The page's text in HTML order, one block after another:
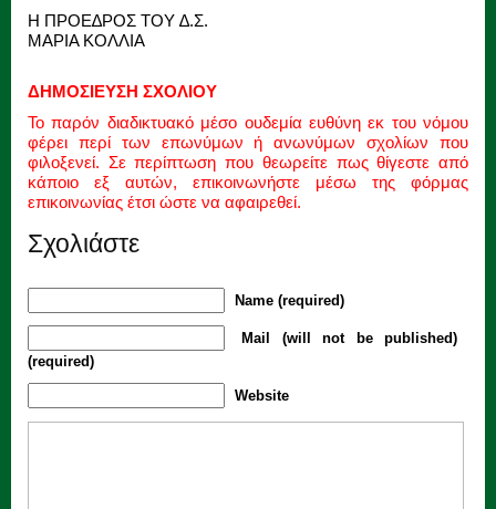
Η ΠΡΟΕ∆ΡΟΣ ΤΟΥ ∆.Σ.
ΜΑΡΙΑ ΚΟΛΛΙΑ
ΔΗΜΟΣΙΕΥΣΗ ΣΧΟΛΙΟΥ
Το παρόν διαδικτυακό μέσο ουδεμία ευθύνη εκ του νόμου
φέρει περί των επωνύμων ή ανωνύμων σχολίων που
φιλοξενεί. Σε περίπτωση που θεωρείτε πως θίγεστε από
κάποιο εξ αυτών, επικοινωνήστε μέσω της φόρμας
επικοινωνίας έτσι ώστε να αφαιρεθεί.
Σχολιάστε
Name (required)
Mail (will not be published)
(required)
Website